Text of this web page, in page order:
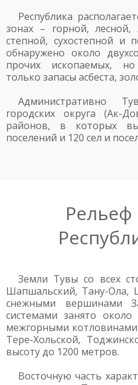
Республика
зонах – горной, лесной,
степной, сухостепной и
обнаружено около
прочих ископаемых,
только запасы асбеста,
Административно
городских округа (Ак-
районов, в которых
поселений и 120 сел и
Рельеф
Земли Тувы со всех
Шапшальский, Тану-Ола,
снежными вершинами
системами занято
межгорными
Тере-Хольской,
высоту до 1200 метров.
Восточную часть